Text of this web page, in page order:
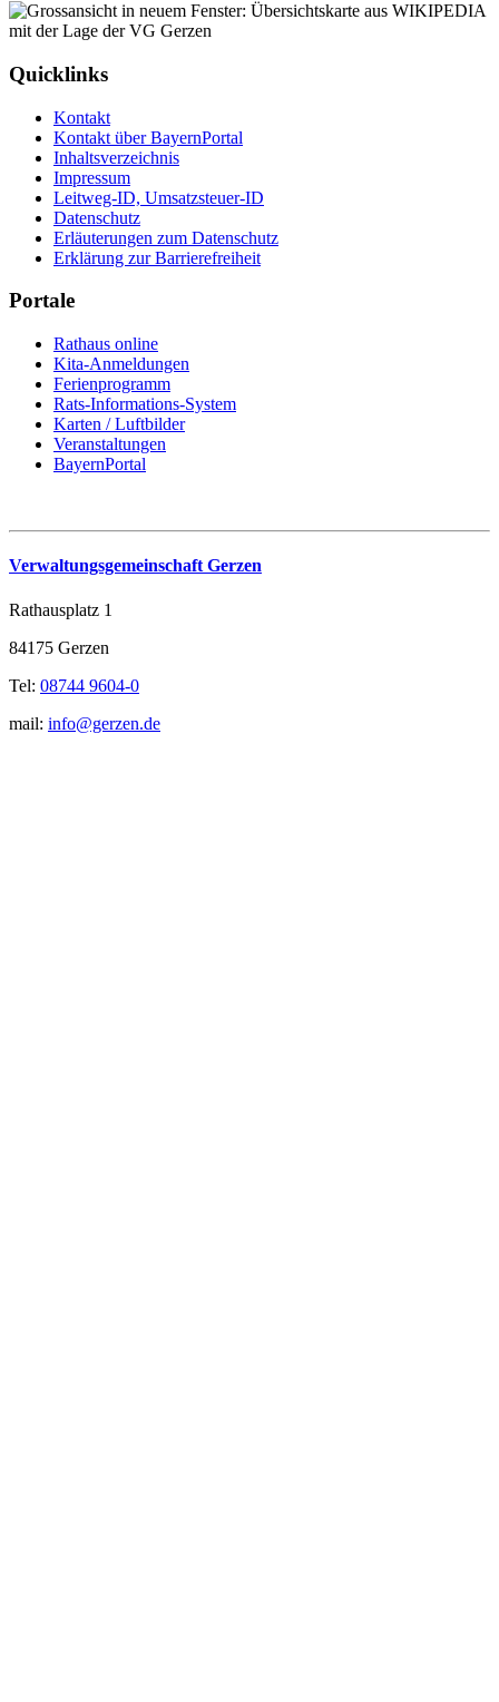
Quicklinks
Kontakt
Kontakt über BayernPortal
Inhaltsverzeichnis
Impressum
Leitweg-ID, Umsatzsteuer-ID
Datenschutz
Erläuterungen zum Datenschutz
Erklärung zur Barrierefreiheit
Portale
Rathaus online
Kita-Anmeldungen
Ferienprogramm
Rats-Informations-System
Karten / Luftbilder
Veranstaltungen
BayernPortal
Verwaltungsgemeinschaft Gerzen
Rathausplatz 1
84175 Gerzen
Tel: 08744 9604-0
mail: info@gerzen.de